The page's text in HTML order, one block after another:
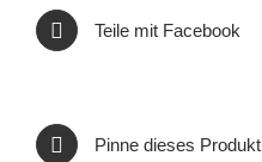
Teile mit Facebook
Pinne dieses Produkt